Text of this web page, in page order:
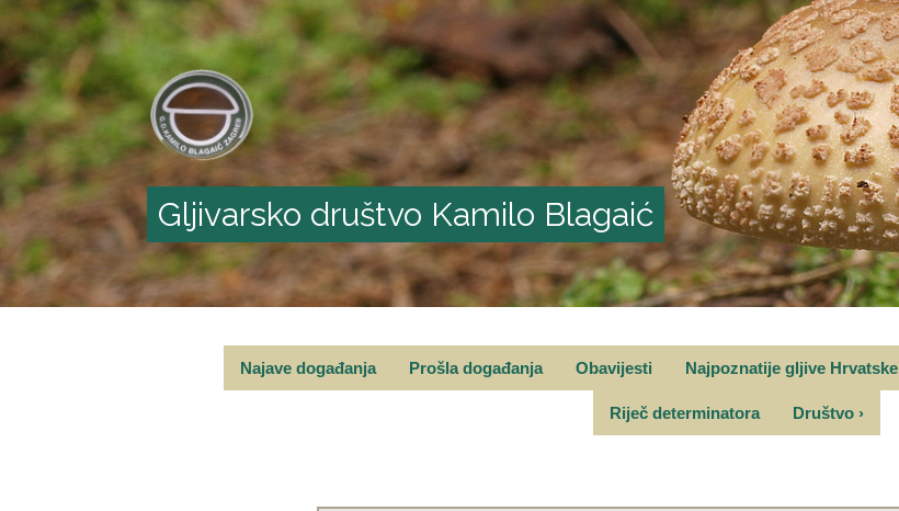
Gljivarsko društvo Kamilo Blagaić
Najave događanja Prošla događanja Obavijesti Najpoznatije gljive Hrvatske
Riječ determinatora Društvo ›